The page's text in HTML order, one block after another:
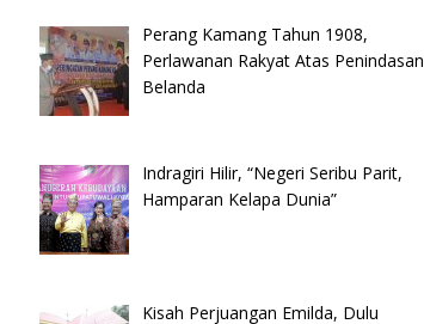
Perang Kamang Tahun 1908,
Perlawanan Rakyat Atas Penindasan
Belanda
Indragiri Hilir, “Negeri Seribu Parit,
Hamparan Kelapa Dunia”
Kisah Perjuangan Emilda, Dulu